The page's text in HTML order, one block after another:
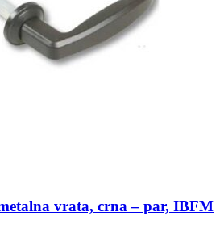
vrata, crna – par, IBFM